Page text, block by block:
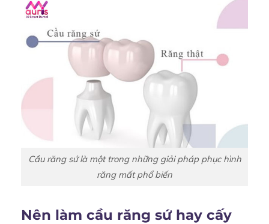
Cầu răng sứ là một trong những giải pháp phục hình
răng mất phổ biến
Nên làm cầu răng sứ hay cấy